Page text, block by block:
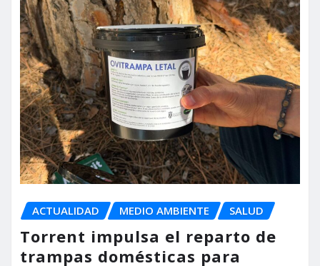
ACTUALIDAD MEDIO AMBIENTE SALUD
Torrent impulsa el reparto de
trampas domésticas para